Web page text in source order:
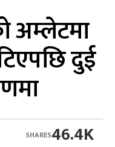
अम्लेटमा
दुई
46.4K
SHARES